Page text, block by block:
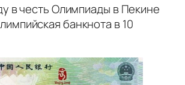
в честь Олимпиады в Пекине
банкнота в 10